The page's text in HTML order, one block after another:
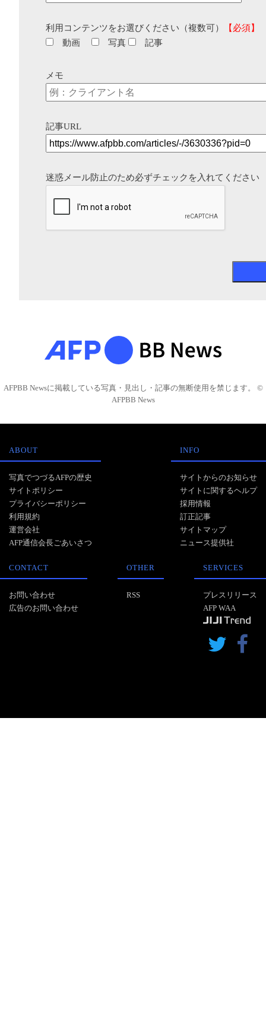
利用コンテンツをお選びください（複数可）
【必須】
動画
写真 記事
メモ
記事URL
迷惑メール防止のため必ずチェックを入れてください
AFPBB Newsに掲載している写真・見出し・記事の無断使用を禁じます。 ©
AFPBB News
ABOUT
写真でつづるAFPの歴史
サイトポリシー
プライバシーポリシー
利用規約
運営会社
AFP通信会長ごあいさつ
INFO
サイトからのお知らせ
サイトに関するヘルプ
採用情報
訂正記事
サイトマップ
ニュース提供社
CONTACT
お問い合わせ
広告のお問い合わせ
OTHER
RSS
SERVICES
プレスリリース
AFP WAA